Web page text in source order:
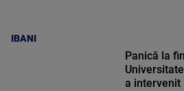
IBANI
Panică la
a intervenit